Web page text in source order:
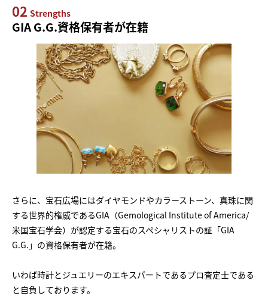
02 Strengths
GIA G.G.資格保有者が在籍
さらに、宝石広場にはダイヤモンドやカラーストーン、真珠に関
する世界的権威であるGIA（Gemological Institute of America/
米国宝石学会）が認定する宝石のスペシャリストの証「GIA
G.G.」の資格保有者が在籍。
いわば時計とジュエリーのエキスパートであるプロ査定士である
と自負しております。